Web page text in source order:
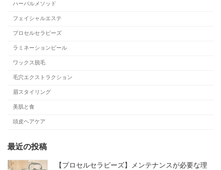
ハーバルメソッド
フェイシャルエステ
プロセルセラピーズ
ラミネーションピール
ワックス脱毛
毛穴エクストラクション
眉スタイリング
美肌と食
頭皮ヘアケア
最近の投稿
【プロセルセラピーズ】メンテナンスが必要な理